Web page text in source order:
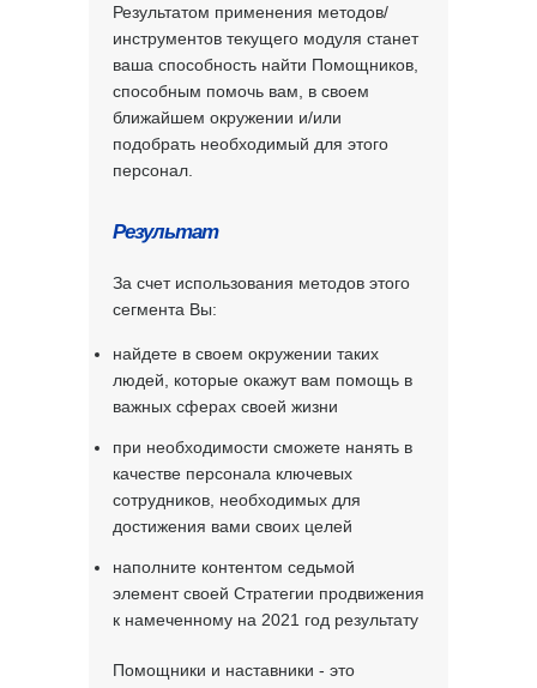
Результатом применения методов/
инструментов текущего модуля станет
ваша способность найти Помощников,
способным помочь вам, в своем
ближайшем окружении и/или
подобрать необходимый для этого
персонал.
Результат
За счет использования методов этого
сегмента Вы:
найдете в своем окружении таких
людей, которые окажут вам помощь в
важных сферах своей жизни
при необходимости сможете нанять в
качестве персонала ключевых
сотрудников, необходимых для
достижения вами своих целей
наполните контентом седьмой
элемент своей Стратегии продвижения
к намеченному на 2021 год результату
Помощники и наставники - это